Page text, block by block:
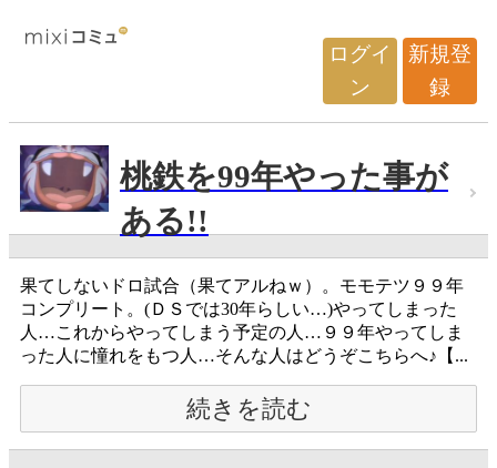
ログイ
ン
新規登
録
桃鉄を99年やった事が
ある!!
果てしないドロ試合（果てアルねｗ）。モモテツ９９年
コンプリート。(ＤＳでは30年らしい…)やってしまった
人…これからやってしまう予定の人…９９年やってしま
った人に憧れをもつ人…そんな人はどうぞこちらへ♪【...
続きを読む